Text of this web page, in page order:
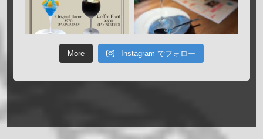
More Instagram でフォロー